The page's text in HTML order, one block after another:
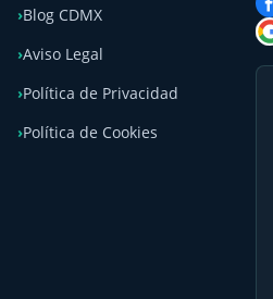
Blog CDMX
Aviso Legal
Política de Privacidad
Política de Cookies